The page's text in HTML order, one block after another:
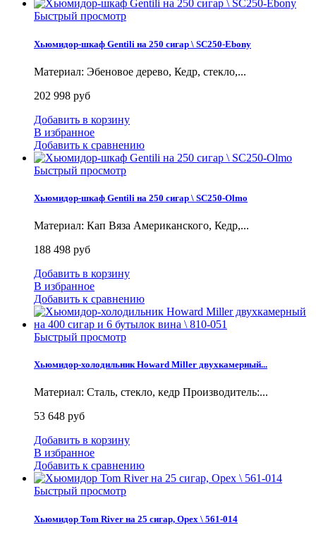
Быстрый просмотр
Хьюмидор-шкаф Gentili на 250 сигар \ SC250-Ebony
Материал: Эбеновое дерево, Кедр, стекло,...
202 998 руб
Добавить в корзину
В избранное
Добавить к сравнению
Быстрый просмотр
Хьюмидор-шкаф Gentili на 250 сигар \ SC250-Olmo
Материал: Кап Вяза Американского, Кедр,...
188 498 руб
Добавить в корзину
В избранное
Добавить к сравнению
Быстрый просмотр
Хьюмидор-холодильник Howard Miller двухкамерный...
Материал: Сталь, стекло, кедр Производитель:...
53 648 руб
Добавить в корзину
В избранное
Добавить к сравнению
Быстрый просмотр
Хьюмидор Tom River на 25 сигар, Орех \ 561-014